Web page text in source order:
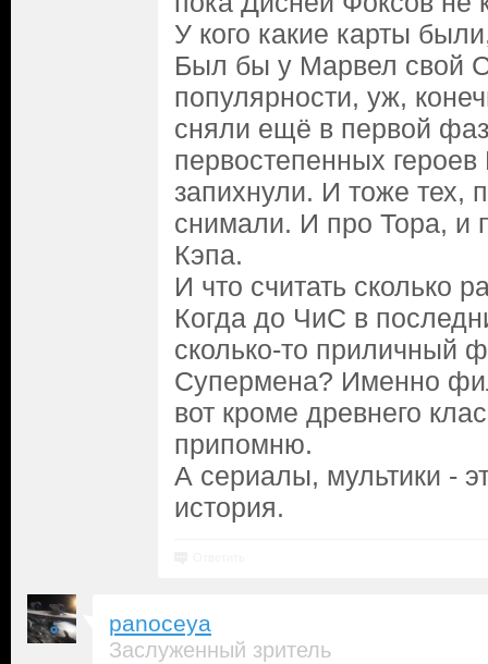
У кого какие карты
Был бы у Марвел свой
популярности, уж,
сняли ещё в первой
первостепенных
запихнули. И тоже тех,
снимали. И про Тора, и
Кэпа.
И что считать сколько
Когда до ЧиС в
сколько-то приличный
Супермена? Именно
вот кроме древнего
припомню.
А сериалы, мультики -
история.
panoceya
Заслуженный зритель